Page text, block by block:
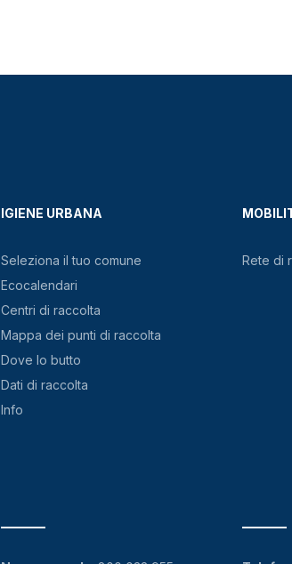
IGIENE URBANA
Seleziona il tuo comune
Ecocalendari
Centri di raccolta
Mappa dei punti di raccolta
Dove lo butto
Dati di raccolta
Info
Rete di